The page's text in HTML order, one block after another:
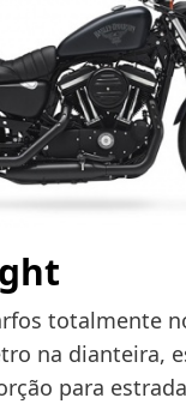
totalmente
na dianteira,
para